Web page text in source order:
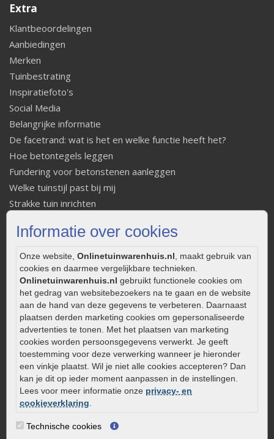
Informatie over cookies
Onze website, Onlinetuinwarenhuis.nl, maakt gebruik van
cookies en daarmee vergelijkbare technieken.
Onlinetuinwarenhuis.nl gebruikt functionele cookies om
het gedrag van websitebezoekers na te gaan en de website
aan de hand van deze gegevens te verbeteren. Daarnaast
plaatsen derden marketing cookies om gepersonaliseerde
advertenties te tonen. Met het plaatsen van marketing
cookies worden persoonsgegevens verwerkt. Je geeft
toestemming voor deze verwerking wanneer je hieronder
een vinkje plaatst. Wil je niet alle cookies accepteren? Dan
kan je dit op ieder moment aanpassen in de instellingen.
Lees voor meer informatie onze privacy- en
cookieverklaring.
Technische cookies
Extra
Klantbeoordelingen
Aanbiedingen
Merken
Tuinbestrating
Inspiratiefoto's
Social Media
Belangrijke informatie
De facetrand: wat is het en welke functie heeft het?
Hoe betontegels leggen
Fundering voor betonstenen aanleggen
Welke tuinstijl past bij mij
Strakke tuin inrichten
Onderhoud van gebakken bestrating
Aanlegtips voor gebakken bestrating
Zelf een terras aanleggen
Kleine stadstuin inrichten
0320 – 219170
Kaapstanderweg 41
8243 RB Lelystad
info@onlinetuinwarenhuis.nl
Routebeschrijving
Openingstijden
Maandag
Dinsdag